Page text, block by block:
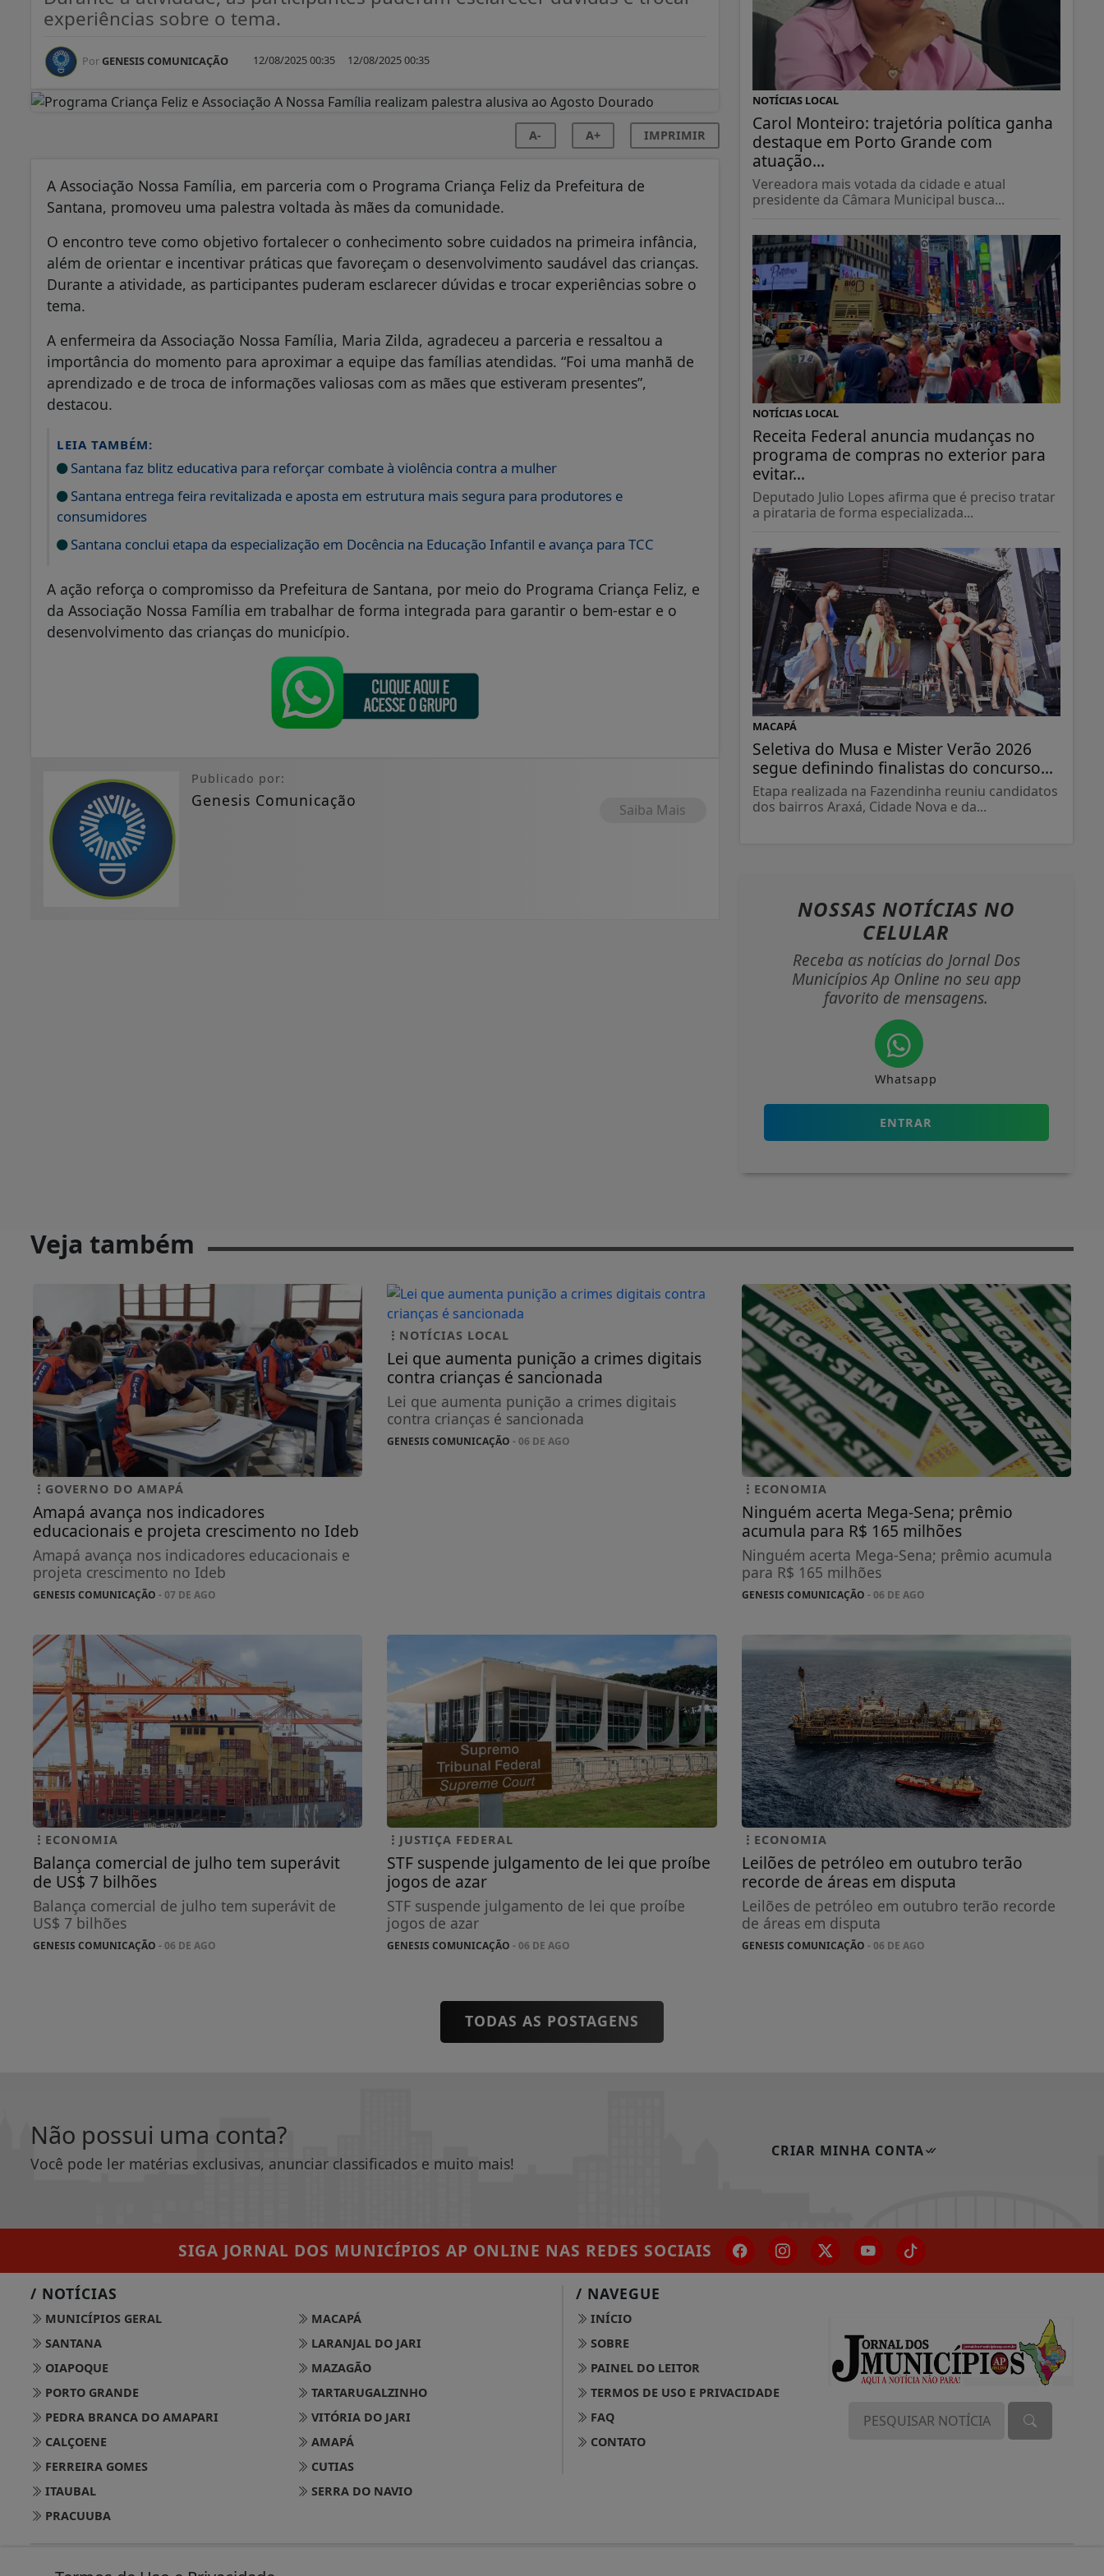
experiências sobre o tema.
Por GENESIS COMUNICAÇÃO 12/08/2025 00:35 12/08/2025 00:35
A- A+ IMPRIMIR
A Associação Nossa Família, em parceria com o Programa Criança Feliz da Prefeitura de
Santana, promoveu uma palestra voltada às mães da comunidade.
O encontro teve como objetivo fortalecer o conhecimento sobre cuidados na primeira infância,
além de orientar e incentivar práticas que favoreçam o desenvolvimento saudável das crianças.
Durante a atividade, as participantes puderam esclarecer dúvidas e trocar experiências sobre o
tema.
A enfermeira da Associação Nossa Família, Maria Zilda, agradeceu a parceria e ressaltou a
importância do momento para aproximar a equipe das famílias atendidas. “Foi uma manhã de
aprendizado e de troca de informações valiosas com as mães que estiveram presentes”,
destacou.
LEIA TAMBÉM:
Santana faz blitz educativa para reforçar combate à violência contra a mulher
Santana entrega feira revitalizada e aposta em estrutura mais segura para produtores e
consumidores
Santana conclui etapa da especialização em Docência na Educação Infantil e avança para TCC
A ação reforça o compromisso da Prefeitura de Santana, por meio do Programa Criança Feliz, e
da Associação Nossa Família em trabalhar de forma integrada para garantir o bem-estar e o
desenvolvimento das crianças do município.
Publicado por:
Genesis Comunicação Saiba Mais
NOTÍCIAS LOCAL
Carol Monteiro: trajetória política ganha
destaque em Porto Grande com
atuação...
Vereadora mais votada da cidade e atual
presidente da Câmara Municipal busca...
NOTÍCIAS LOCAL
Receita Federal anuncia mudanças no
programa de compras no exterior para
evitar...
Deputado Julio Lopes afirma que é preciso tratar
a pirataria de forma especializada...
MACAPÁ
Seletiva do Musa e Mister Verão 2026
segue definindo finalistas do concurso...
Etapa realizada na Fazendinha reuniu candidatos
dos bairros Araxá, Cidade Nova e da...
NOSSAS NOTÍCIAS NO
CELULAR
Receba as notícias do Jornal Dos
Municípios Ap Online no seu app
favorito de mensagens.
Whatsapp
ENTRAR
Veja também
GOVERNO DO AMAPÁ
Amapá avança nos indicadores
educacionais e projeta crescimento no Ideb
Amapá avança nos indicadores educacionais e
projeta crescimento no Ideb
GENESIS COMUNICAÇÃO - 07 DE AGO
NOTÍCIAS LOCAL
Lei que aumenta punição a crimes digitais
contra crianças é sancionada
Lei que aumenta punição a crimes digitais
contra crianças é sancionada
GENESIS COMUNICAÇÃO - 06 DE AGO
ECONOMIA
Ninguém acerta Mega-Sena; prêmio
acumula para R$ 165 milhões
Ninguém acerta Mega-Sena; prêmio acumula
para R$ 165 milhões
GENESIS COMUNICAÇÃO - 06 DE AGO
ECONOMIA
Balança comercial de julho tem superávit
de US$ 7 bilhões
Balança comercial de julho tem superávit de
US$ 7 bilhões
GENESIS COMUNICAÇÃO - 06 DE AGO
JUSTIÇA FEDERAL
STF suspende julgamento de lei que proíbe
jogos de azar
STF suspende julgamento de lei que proíbe
jogos de azar
GENESIS COMUNICAÇÃO - 06 DE AGO
ECONOMIA
Leilões de petróleo em outubro terão
recorde de áreas em disputa
Leilões de petróleo em outubro terão recorde
de áreas em disputa
GENESIS COMUNICAÇÃO - 06 DE AGO
TODAS AS POSTAGENS
Não possui uma conta?
Você pode ler matérias exclusivas, anunciar classificados e muito mais!
CRIAR MINHA CONTA
SIGA JORNAL DOS MUNICÍPIOS AP ONLINE NAS REDES SOCIAIS
/ NOTÍCIAS
MUNICÍPIOS GERAL
MACAPÁ
SANTANA
LARANJAL DO JARI
OIAPOQUE
MAZAGÃO
PORTO GRANDE
TARTARUGALZINHO
PEDRA BRANCA DO AMAPARI
VITÓRIA DO JARI
CALÇOENE
AMAPÁ
FERREIRA GOMES
CUTIAS
ITAUBAL
SERRA DO NAVIO
PRACUUBA
/ NAVEGUE
INÍCIO
SOBRE
PAINEL DO LEITOR
TERMOS DE USO E PRIVACIDADE
FAQ
CONTATO